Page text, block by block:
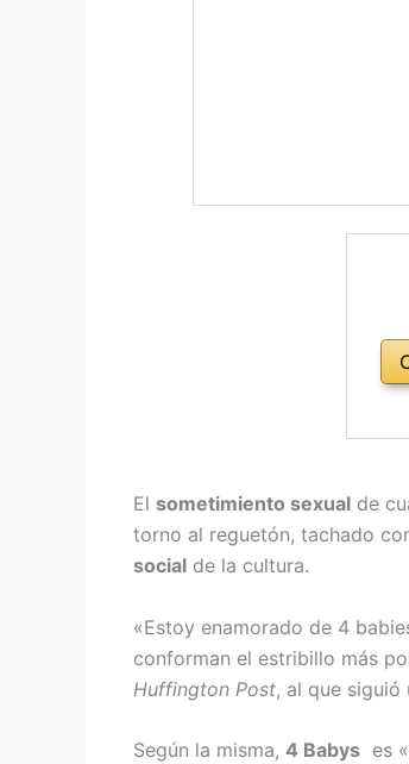
El sometimiento sexual de
torno al reguetón, tachado
social de la cultura.
«Estoy enamorado de 4
conforman el estribillo más
Huffington Post, al que siguió
Según la misma, 4 Babys es